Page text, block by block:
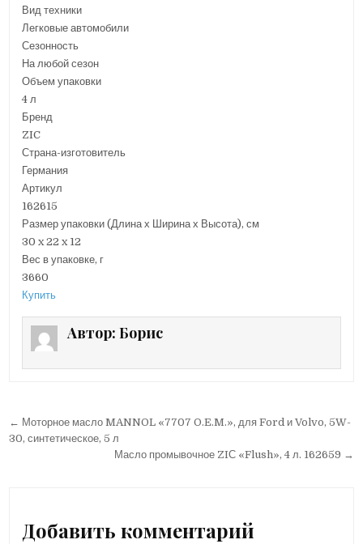
Вид техники
Легковые автомобили
Сезонность
На любой сезон
Объем упаковки
4 л
Бренд
ZIC
Страна-изготовитель
Германия
Артикул
162615
Размер упаковки (Длина х Ширина х Высота), см
30 x 22 x 12
Вес в упаковке, г
3660
Купить
Автор: Борис
Н
← Моторное масло MANNOL «7707 O.E.M.», для Ford и Volvo, 5W-
30, синтетическое, 5 л
Масло промывочное ZIС «Flush», 4 л. 162659 →
Добавить комментарий